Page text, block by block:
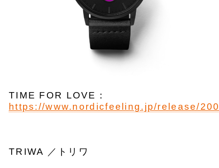
TIME FOR LOVE：
https://www.nordicfeeling.jp/release/
TRIWA ／トリワ